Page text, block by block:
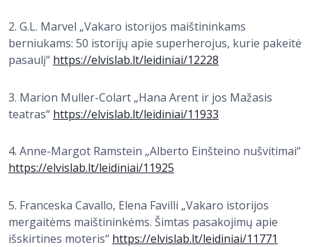
2. G.L. Marvel „Vakaro istorijos maištininkams
berniukams: 50 istorijų apie superherojus, kurie pakeitė
pasaulį“ https://elvislab.lt/leidiniai/12228
3. Marion Muller-Colart „Hana Arent ir jos Mažasis
teatras“ https://elvislab.lt/leidiniai/11933
4. Anne-Margot Ramstein „Alberto Einšteino nušvitimai“
https://elvislab.lt/leidiniai/11925
5. Franceska Cavallo, Elena Favilli „Vakaro istorijos
mergaitėms maištininkėms. Šimtas pasakojimų apie
išskirtines moteris“ https://elvislab.lt/leidiniai/11771